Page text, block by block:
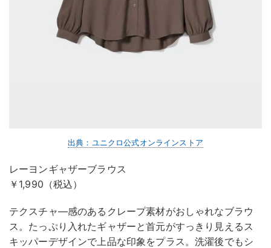
出典：ユニクロ公式オンラインストア
レーヨンギャザーブラウス
￥1,990（税込）
テクスチャ―感のあるクレープ素材がおしゃれなブラウ
ス。たっぷり入れたギャザーと首元がすっきり見えるス
キッパーデザインで上品な印象をプラス。洗濯後でもシ